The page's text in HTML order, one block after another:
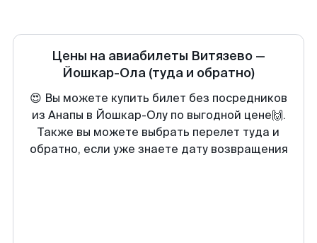
Цены на авиабилеты Витязево —
Йошкар-Ола (туда и обратно)
😍 Вы можете купить билет без посредников
из Анапы в Йошкар-Олу по выгодной цене🙌.
Также вы можете выбрать перелет туда и
обратно, если уже знаете дату возвращения